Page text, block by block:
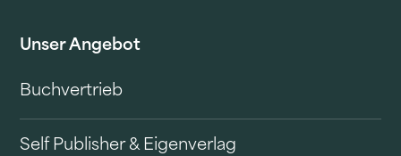
Unser Angebot
Buchvertrieb
Self Publisher & Eigenverlag